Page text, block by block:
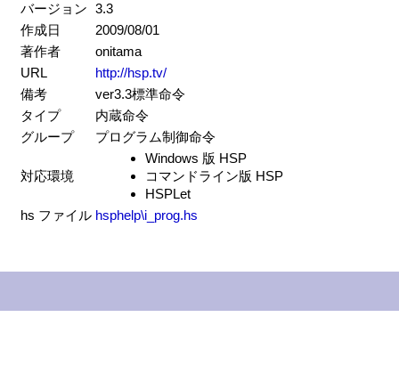
バージョン 3.3
作成日
2009/08/01
著作者
onitama
URL
http://hsp.tv/
備考
ver3.3標準命令
タイプ
内蔵命令
グループ
プログラム制御命令
対応環境
Windows 版 HSP
コマンドライン版 HSP
HSPLet
hs ファイル hsphelp\i_prog.hs